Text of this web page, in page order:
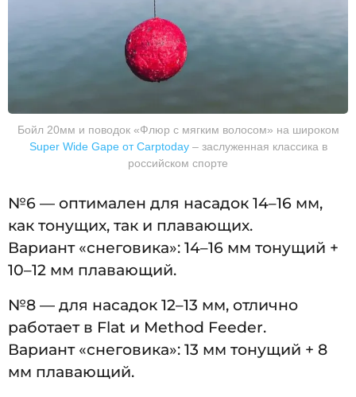
Бойл 20мм и поводок «Флюр с мягким волосом» на широком
Super Wide Gape от Carptoday– заслуженная классика в
российском спорте
№6 — оптимален для насадок 14–16 мм,
как тонущих, так и плавающих.
Вариант «снеговика»: 14–16 мм тонущий +
10–12 мм плавающий.
№8 — для насадок 12–13 мм, отлично
работает в Flat и Method Feeder.
Вариант «снеговика»: 13 мм тонущий + 8
мм плавающий.